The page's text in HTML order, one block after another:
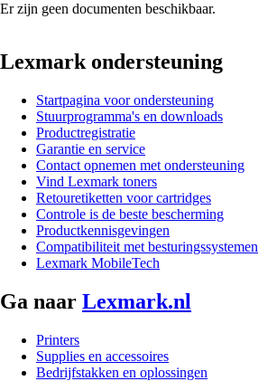
Er zijn geen documenten beschikbaar.
Lexmark ondersteuning
Startpagina voor ondersteuning
Stuurprogramma's en downloads
Productregistratie
Garantie en service
Contact opnemen met ondersteuning
Vind Lexmark toners
Retouretiketten voor cartridges
Controle is de beste bescherming
Productkennisgevingen
Compatibiliteit met besturingssystemen
Lexmark MobileTech
Ga naar Lexmark.nl
Printers
Supplies en accessoires
Bedrijfstakken en oplossingen